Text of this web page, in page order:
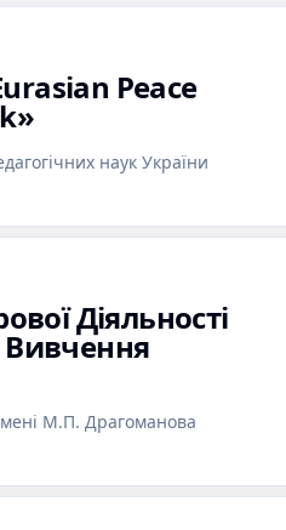
Peace
наук України
Діяльності
Вивчення
М.П. Драгоманова